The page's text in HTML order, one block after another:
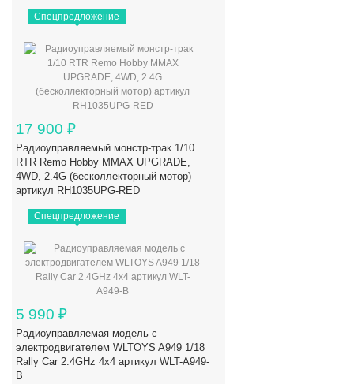
Спецпредложение
17 900 ₽
Радиоуправляемый монстр-трак 1/10
RTR Remo Hobby MMAX UPGRADE,
4WD, 2.4G (бесколлекторный мотор)
артикул RH1035UPG-RED
Спецпредложение
5 990 ₽
Радиоуправляемая модель с
электродвигателем WLTOYS A949 1/18
Rally Car 2.4GHz 4x4 артикул WLT-A949-
B